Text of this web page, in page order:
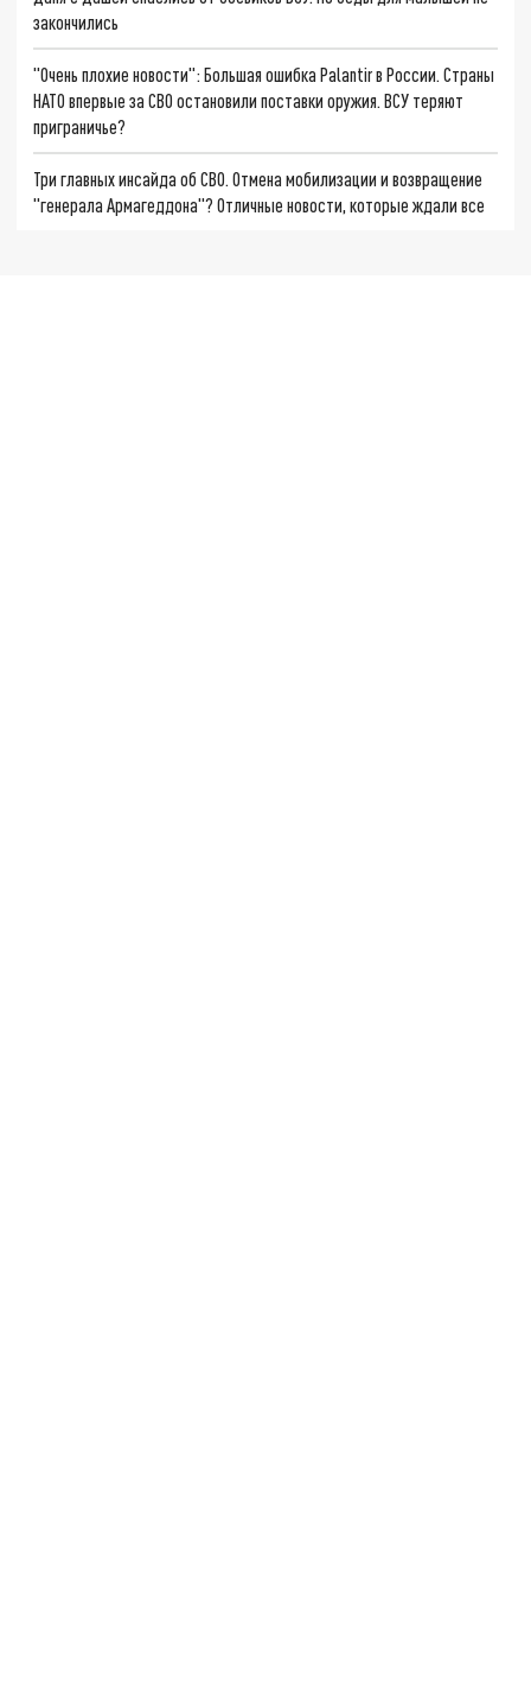
закончились
"Очень плохие новости": Большая ошибка Palantir в России. Страны
НАТО впервые за СВО остановили поставки оружия. ВСУ теряют
приграничье?
Три главных инсайда об СВО. Отмена мобилизации и возвращение
"генерала Армагеддона"? Отличные новости, которые ждали все